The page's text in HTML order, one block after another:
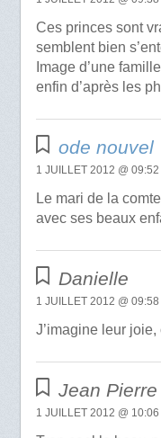
Ces princes sont
semblent bien
Image d’une
enfin d’après les
ode nouvel
1 JUILLET 2012 @ 09:52
Le mari de la
avec ses beaux
Danielle
1 JUILLET 2012 @ 09:58
J’imagine leur
Jean Pierre
1 JUILLET 2012 @ 10:06